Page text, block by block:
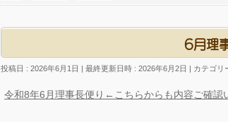
6月理
投稿日 : 2026年6月1日 最終更新日時 : 2026年6月2日 カテゴリ
令和8年6月理事長便り←こちらからも内容ご確認